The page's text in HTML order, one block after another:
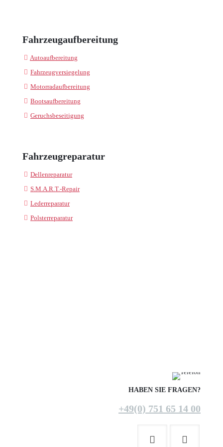
Fahrzeugaufbereitung
Autoaufbereitung
Fahrzeugversiegelung
Motorradaufbereitung
Bootsaufbereitung
Geruchsbeseitigung
Fahrzeugreparatur
Dellenreparatur
S.M.A.R.T.-Repair
Lederreparatur
Polsterreparatur
HABEN SIE FRAGEN?
+49(0) 751 65 14 00